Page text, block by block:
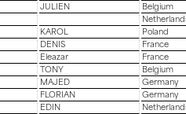
JULIEN
Belgium
KAROL
Poland
DENIS
France
Eleazar
France
TONY
Belgium
MAJED
Germany
FLORIAN
Germany
EDIN